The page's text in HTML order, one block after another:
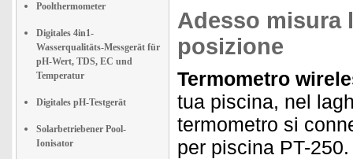
Poolthermometer
Digitales 4in1-
Wasserqualitäts-Messgerät für
pH-Wert, TDS, EC und
Temperatur
Digitales pH-Testgerät
Solarbetriebener Pool-
Ionisator
Adesso misura
posizione
Termometro
tua piscina, nel
termometro si
per piscina PT-250.